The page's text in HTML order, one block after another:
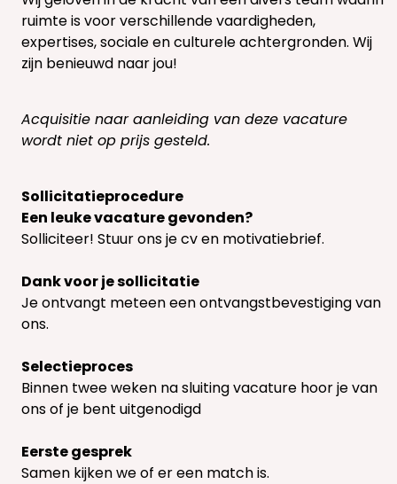
ruimte is voor verschillende vaardigheden,
expertises, sociale en culturele achtergronden. Wij
zijn benieuwd naar jou!
Acquisitie naar aanleiding van deze vacature
wordt niet op prijs gesteld.
Sollicitatieprocedure
Een leuke vacature gevonden?
Solliciteer! Stuur ons je cv en motivatiebrief.
Dank voor je sollicitatie
Je ontvangt meteen een ontvangstbevestiging van
ons.
Selectieproces
Binnen twee weken na sluiting vacature hoor je van
ons of je bent uitgenodigd
Eerste gesprek
Samen kijken we of er een match is.